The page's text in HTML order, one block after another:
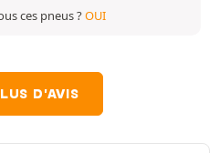
ces pneus ?OUI
D'AVIS